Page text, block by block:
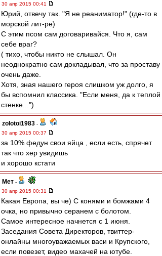
30 апр 2015 00:41
Юрий, отвечу так. "Я не реаниматор!" (где-то в
морской лит-ре)
С этим псом сам договаривайся. Что я, сам
себе враг?
( тихо, чтобы никто не слышал. Он
неоднократно сам докладывал, что за проставу
очень даже.
Хотя, зная нашего героя слишком уж долго, я
бы вспомнил классика. "Если меня, да к теплой
стенке...")
zolotoi1983 -
30 апр 2015 00:37
за 10% федун свои яйца , если есть, спрячет
так что хер увидишь
и хорошо кстати
Мет -
30 апр 2015 00:31
Какая Европа, вы че) С конями и бомжами 4
очка, но привычно серанем с болотом.
Самое интересное начнется с 1 июня.
Заседания Совета Директоров, твиттер-
онлайны многоуважаемых васи и Крупского,
если повезет, видео махачей на ютубе.